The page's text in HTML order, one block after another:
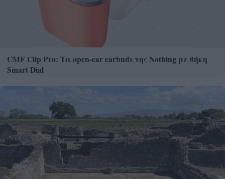
CMF Clip Pro: Τα open-ear earbuds της Nothing με θήκη
Smart Dial